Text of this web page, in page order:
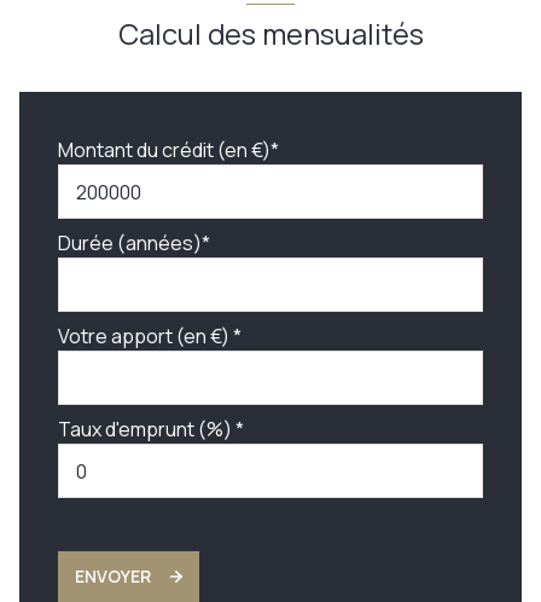
Calcul des mensualités
Montant du crédit (en €)*
Durée (années)*
Votre apport (en €) *
Taux d'emprunt (%) *
ENVOYER